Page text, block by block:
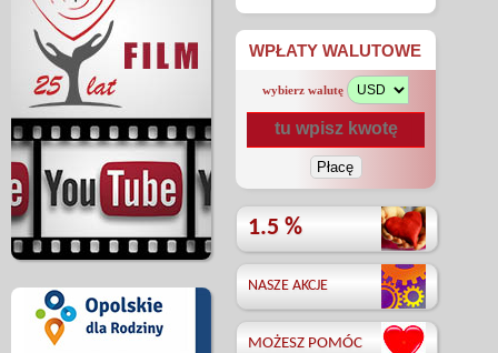
WPŁATY WALUTOWE
wybierz walutę
1.5 %
NASZE AKCJE
MOŻESZ POMÓC